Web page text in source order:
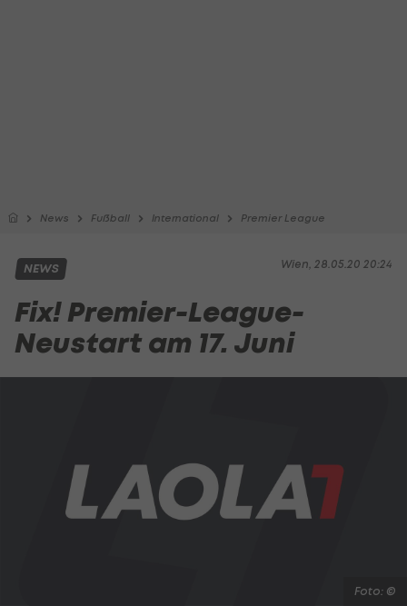
News Fußball International Premier League
Wien, 28.05.20 20:24
NEWS
Fix! Premier-League-
Neustart am 17. Juni
Foto: ©